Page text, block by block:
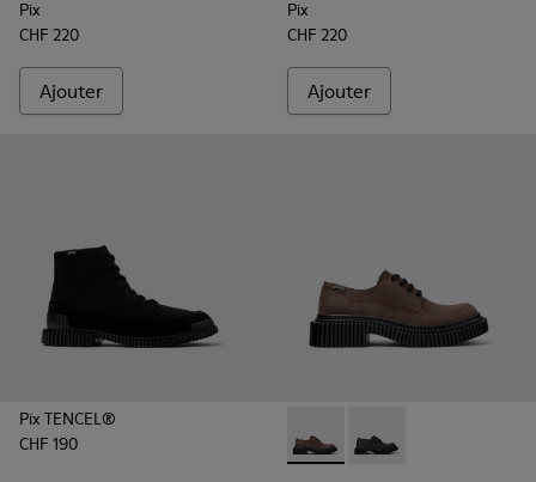
Pix
CHF 220
Ajouter
Pix
CHF 220
Ajouter
Pix TENCEL®
CHF 190
Pix Berlin - K101051-002 -
Pix Berlin -